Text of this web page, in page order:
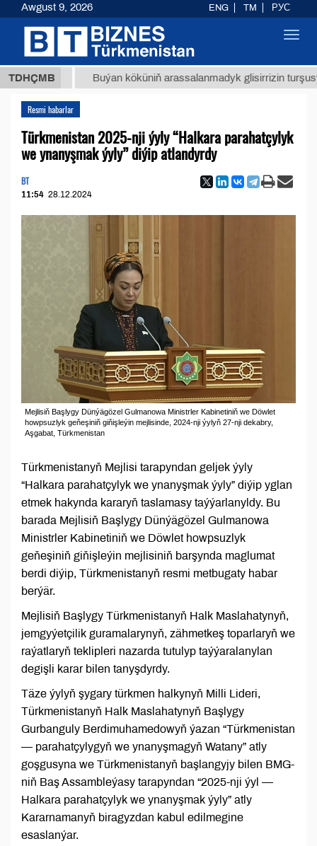
TDHÇMBBuýan köküniň arassalanmadyk glisirrizin turşusy (t.)
Resmi habarlar
Türkmenistan 2025-nji ýyly “Halkara parahatçylyk
we ynanyşmak ýyly” diýip atlandyrdy
BT
11:54 28.12.2024
Mejlisiň Başlygy Dünýägözel Gulmanowa Ministrler Kabinetiniň we Döwlet
howpsuzlyk geňeşiniň giňişleýin mejlisinde, 2024-nji ýylyň 27-nji dekabry,
Aşgabat, Türkmenistan
Türkmenistanyň Mejlisi tarapyndan geljek ýyly
“Halkara parahatçylyk we ynanyşmak ýyly” diýip yglan
etmek hakynda kararyň taslamasy taýýarlanyldy. Bu
barada Mejlisiň Başlygy Dünýägözel Gulmanowa
Ministrler Kabinetiniň we Döwlet howpsuzlyk
geňeşiniň giňişleýin mejlisiniň barşynda maglumat
berdi diýip, Türkmenistanyň resmi metbugaty habar
berýär.
Mejlisiň Başlygy Türkmenistanyň Halk Maslahatynyň,
jemgyýetçilik guramalarynyň, zähmetkeş toparlaryň we
raýatlaryň teklipleri nazarda tutulyp taýýaralanylan
degişli karar bilen tanyşdyrdy.
Täze ýylyň şygary türkmen halkynyň Milli Lideri,
Türkmenistanyň Halk Maslahatynyň Başlygy
Gurbanguly Berdimuhamedowyň ýazan “Türkmenistan
— parahatçylygyň we ynanyşmagyň Watany” atly
goşgusyna we Türkmenistanyň başlangyjy bilen BMG-
niň Baş Assambleýasy tarapyndan “2025-nji ýyl —
Halkara parahatçylyk we ynanyşmak ýyly” atly
Kararnamanyň biragyzdan kabul edilmegine
esaslanýar.
Awgust 9, 2026 ENG TM РУС